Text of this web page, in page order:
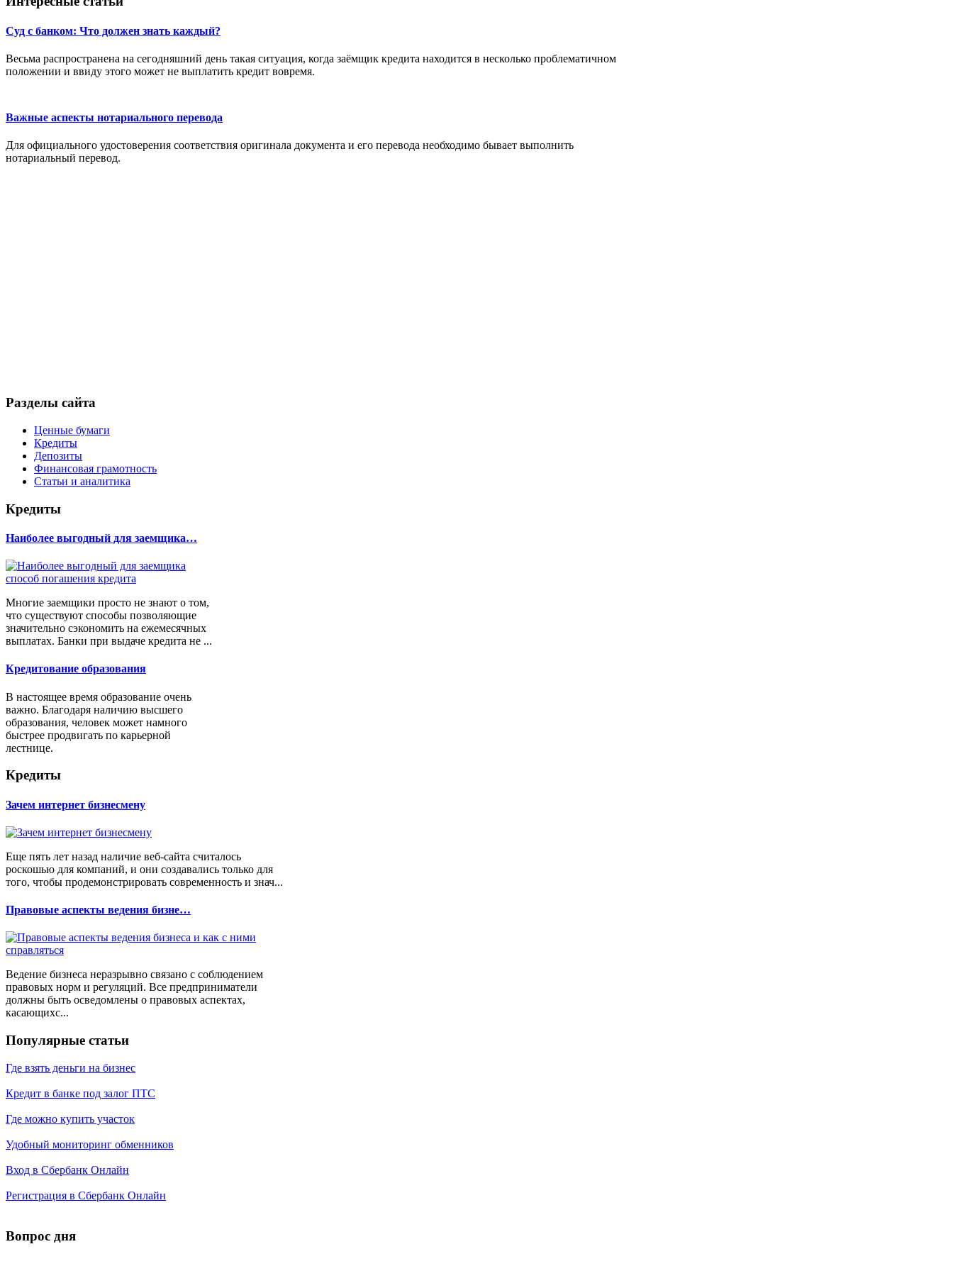
Суд с банком: Что должен знать каждый?
Весьма распространена на сегодняшний день такая ситуация, когда заёмщик кредита находится в несколько проблематичном
положении и ввиду этого может не выплатить кредит вовремя.
Важные аспекты нотариального перевода
Для официального удостоверения соответствия оригинала документа и его перевода необходимо бывает выполнить
нотариальный перевод.
Разделы сайта
Ценные бумаги
Кредиты
Депозиты
Финансовая грамотность
Статьи и аналитика
Кредиты
Наиболее выгодный для заемщика…
Многие заемщики просто не знают о том,
что существуют способы позволяющие
значительно сэкономить на ежемесячных
выплатах. Банки при выдаче кредита не ...
Кредитование образования
В настоящее время образование очень
важно. Благодаря наличию высшего
образования, человек может намного
быстрее продвигать по карьерной
лестнице.
Кредиты
Зачем интернет бизнесмену
Еще пять лет назад наличие веб-сайта считалось
роскошью для компаний, и они создавались только для
того, чтобы продемонстрировать современность и знач...
Правовые аспекты ведения бизне…
Ведение бизнеса неразрывно связано с соблюдением
правовых норм и регуляций. Все предприниматели
должны быть осведомлены о правовых аспектах,
касающихс...
Популярные статьи
Где взять деньги на бизнес
Кредит в банке под залог ПТС
Где можно купить участок
Удобный мониторинг обменников
Вход в Сбербанк Онлайн
Регистрация в Сбербанк Онлайн
Вопрос дня